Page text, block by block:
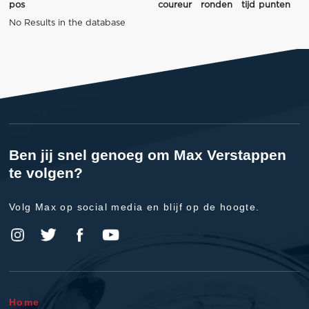
pos coureur ronden tijd
punten
No Results in the database
Ben jij snel genoeg om Max Verstappen
te volgen?
Volg Max op social media en blijf op de hoogte.
Home